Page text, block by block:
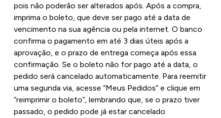
pois não poderão ser alterados após. Após a compra,
imprima o boleto, que deve ser pago até a data de
vencimento na sua agência ou pela internet. O banco
confirma o pagamento em até 3 dias úteis após a
aprovação, e o prazo de entrega começa após essa
confirmação. Se o boleto não for pago até a data, o
pedido será cancelado automaticamente. Para reemitir
uma segunda via, acesse “Meus Pedidos” e clique em
“reimprimir o boleto”, lembrando que, se o prazo tiver
passado, o pedido pode já estar cancelado.